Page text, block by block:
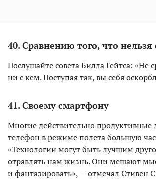
40. Сравнению того, что нельзя
Послушайте совета Билла Гейтса: «Не
ни с кем. Поступая так, вы себя
41. Своему смартфону
Многие действительно
телефон в режиме полета большую
«Технологии могут быть лучшим
отравлять нам жизнь. Они мешают
и фантазировать», — отмечал Стивен